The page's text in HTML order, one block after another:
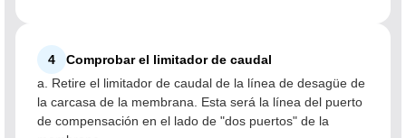
4
Comprobar el limitador de caudal
a. Retire el limitador de caudal de la línea de desagüe de
la carcasa de la membrana. Esta será la línea del puerto
de compensación en el lado de "dos puertos" de la